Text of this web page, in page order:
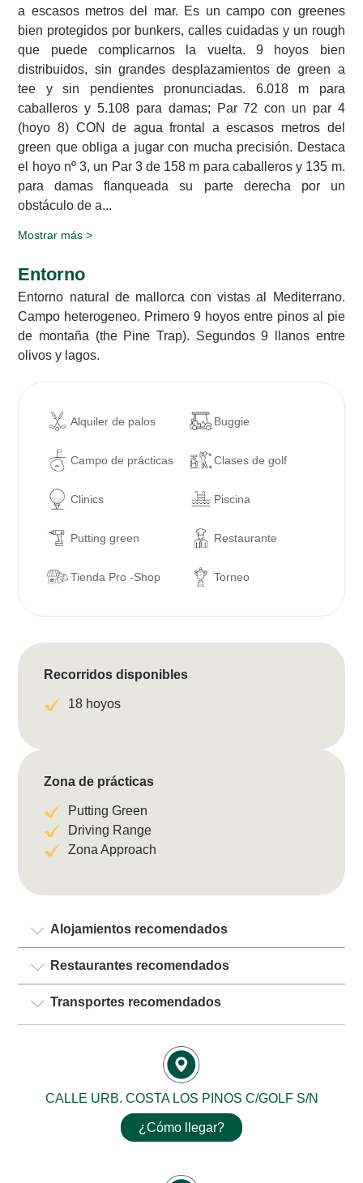
a escasos metros del mar. Es un campo con greenes
bien protegidos por bunkers, calles cuidadas y un rough
que puede complicarnos la vuelta. 9 hoyos bien
distribuidos, sin grandes desplazamientos de green a
tee y sin pendientes pronunciadas. 6.018 m para
caballeros y 5.108 para damas; Par 72 con un par 4
(hoyo 8) CON de agua frontal a escasos metros del
green que obliga a jugar con mucha precisión. Destaca
el hoyo nº 3, un Par 3 de 158 m para caballeros y 135 m.
para damas flanqueada su parte derecha por un
obstáculo de a...
Mostrar más >
Entorno
Entorno natural de mallorca con vistas al Mediterrano.
Campo heterogeneo. Primero 9 hoyos entre pinos al pie
de montaña (the Pine Trap). Segundos 9 llanos entre
olivos y lagos.
Alquiler de palos Buggie
Campo de prácticas Clases de golf
Clinics Piscina
Putting green Restaurante
Tienda Pro -Shop Torneo
Recorridos disponibles
18 hoyos
Zona de prácticas
Putting Green
Driving Range
Zona Approach
Alojamientos recomendados
Restaurantes recomendados
Transportes recomendados
CALLE URB. COSTA LOS PINOS C/GOLF S/N
¿Cómo llegar?